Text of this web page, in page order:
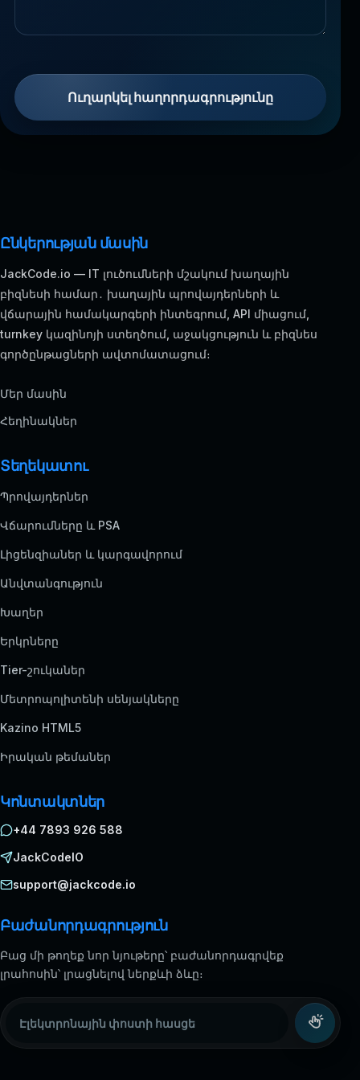
Ուղարկել հաղորդագրությունը
Ընկերության մասին
JackCode.io — IT լուծումների մշակում խաղային
բիզնեսի համար․ խաղային պրովայդերների և
վճարային համակարգերի ինտեգրում, API միացում,
turnkey կազինոյի ստեղծում, աջակցություն և բիզնես
գործընթացների ավտոմատացում։
Մեր մասին
Հեղինակներ
Տեղեկատու
Պրովայդերներ
Վճարումները և PSA
Լիցենզիաներ և կարգավորում
Անվտանգություն
Խաղեր
Երկրները
Tier-շուկաներ
Մետրոպոլիտենի սենյակները
Kazino HTML5
Իրական թեմաներ
Կոնտակտներ
+44 7893 926 588
JackCodeIO
support@jackcode.io
Բաժանորդագրություն
Բաց մի թողեք նոր նյութերը՝ բաժանորդագրվեք
լրահոսին՝ լրացնելով ներքևի ձևը։